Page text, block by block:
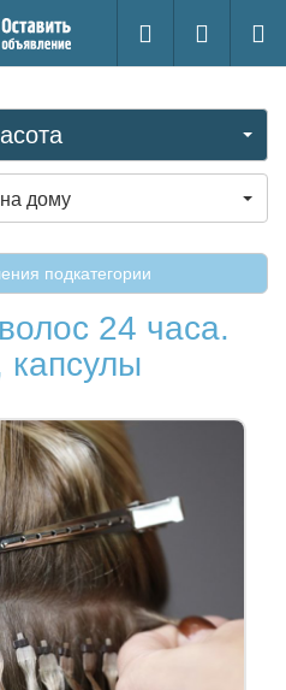
Поиск
Вход на
дому
подкатегории
24 часа.
капсулы